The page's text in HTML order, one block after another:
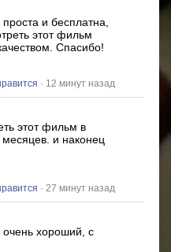
и бесплатна,
этот фильм
Спасибо!
· 12 минут назад
этот фильм в
месяцев. и наконец
· 27 минут назад
очень хороший, с